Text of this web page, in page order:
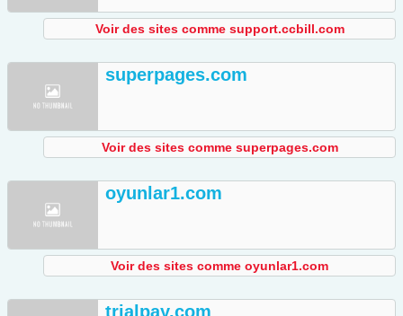
Voir des sites comme support.ccbill.com
superpages.com
Voir des sites comme superpages.com
oyunlar1.com
Voir des sites comme oyunlar1.com
trialpay.com